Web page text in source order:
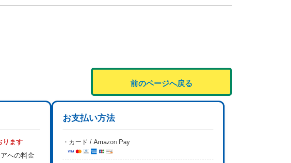
前のページへ戻る
ります
への料金
お支払い方法
・カード / Amazon Pay